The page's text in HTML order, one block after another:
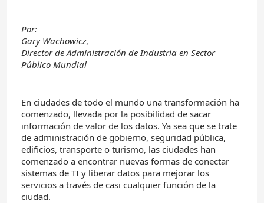
Por:
Gary Wachowicz,
Director de Administración de Industria en Sector
Público Mundial
En ciudades de todo el mundo una transformación ha
comenzado, llevada por la posibilidad de sacar
información de valor de los datos. Ya sea que se trate
de administración de gobierno, seguridad pública,
edificios, transporte o turismo, las ciudades han
comenzado a encontrar nuevas formas de conectar
sistemas de TI y liberar datos para mejorar los
servicios a través de casi cualquier función de la
ciudad.